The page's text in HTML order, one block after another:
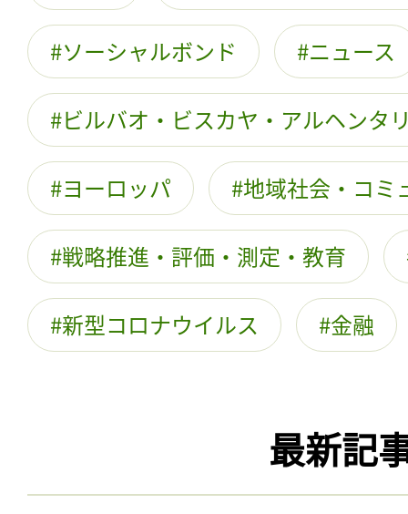
ソーシャルボンド ニュース
ビルバオ・ビスカヤ・アルヘンタ
ヨーロッパ 地域社会・コミ
戦略推進・評価・測定・教育
新型コロナウイルス 金融
最新記